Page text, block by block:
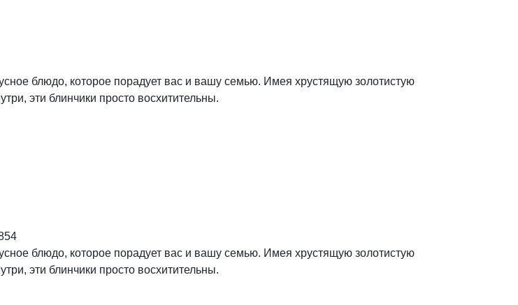
блюдо, которое порадует вас и вашу семью. Имея хрустящую золотистую
эти блинчики просто восхитительны.
блюдо, которое порадует вас и вашу семью. Имея хрустящую золотистую
эти блинчики просто восхитительны.